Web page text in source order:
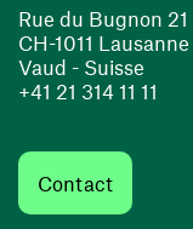
Rue du Bugnon 21
CH-1011 Lausanne
Vaud - Suisse
+41 21 314 11 11
Contact